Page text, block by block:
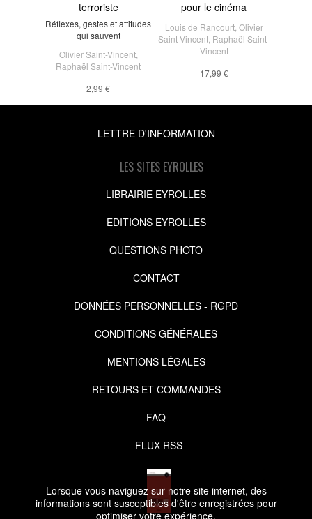
Lorsque vous naviguez sur notre site internet, des
informations sont susceptibles d'être enregistrées pour
optimiser votre expérience.
terroriste
Réflexes, gestes et attitudes
qui sauvent
Olivier Saint-Vincent,
Raphaël Saint-Vincent
2,99 €
pour le cinéma
Louis de Rancourt, Olivier
Saint-Vincent Raphaël Saint-
Vincent
17,99 €
LETTRE D'INFORMATION
LES SITES EYROLLES
LIBRAIRIE EYROLLES
EDITIONS EYROLLES
QUESTIONS PHOTO
CONTACT
DONNÉES PERSONNELLES - RGPD
CONDITIONS GÉNÉRALES
MENTIONS LÉGALES
RETOURS ET COMMANDES
FAQ
FLUX RSS